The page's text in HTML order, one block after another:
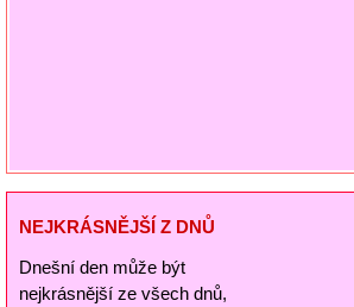
NEJKRÁSNĚJŠÍ Z DNŮ
Dnešní den může být
nejkrásnější ze všech dnů,